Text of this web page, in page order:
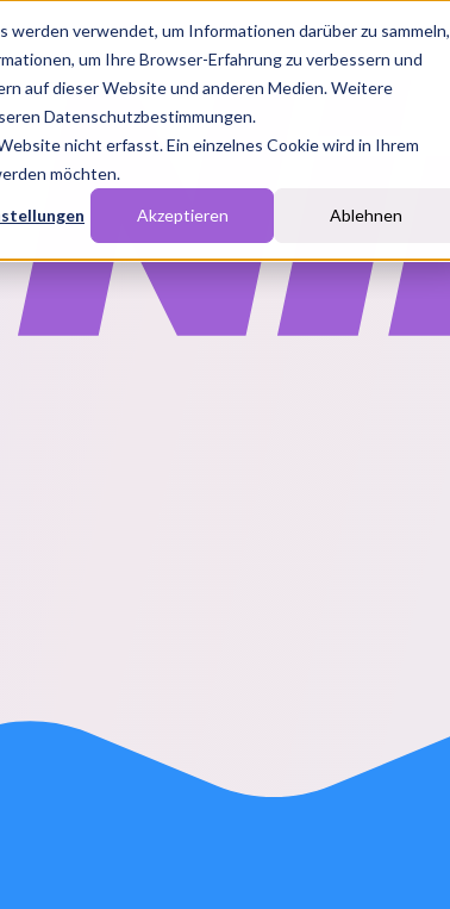
verwendet, um Informationen darüber zu sammeln,
um Ihre Browser-Erfahrung zu verbessern und
auf dieser Website und anderen Medien. Weitere
Datenschutzbestimmungen.
nicht erfasst. Ein einzelnes Cookie wird in Ihrem
möchten.
Akzeptieren Ablehnen